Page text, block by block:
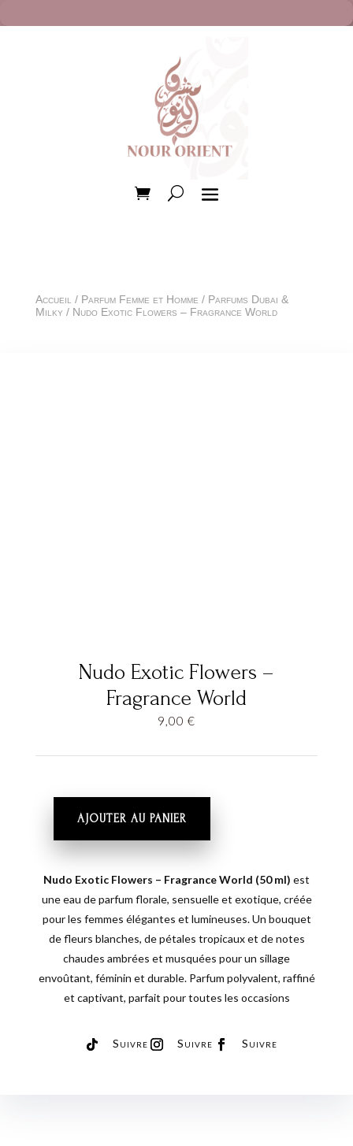
Accueil / Parfum Femme et Homme / Parfums Dubai &
Milky / Nudo Exotic Flowers – Fragrance World
Nudo Exotic Flowers –
Fragrance World
9,00 €
QUANTITÉ
EXOTIC
FLOWERS
FRAGRANCE
WORLD
AJOUTER AU PANIER
Nudo Exotic Flowers – Fragrance World (50 ml) est
une eau de parfum florale, sensuelle et exotique, créée
pour les femmes élégantes et lumineuses. Un bouquet
de fleurs blanches, de pétales tropicaux et de notes
chaudes ambrées et musquées pour un sillage
envoûtant, féminin et durable. Parfum polyvalent, raffiné
et captivant, parfait pour toutes les occasions
Suivre Suivre Suivre